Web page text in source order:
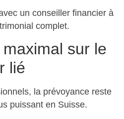
un conseiller financier à
complet.
sur le
lié
la prévoyance reste
puissant en Suisse.